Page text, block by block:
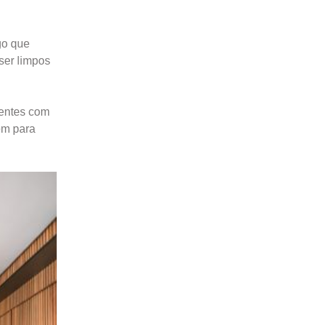
que
limpos
com
para